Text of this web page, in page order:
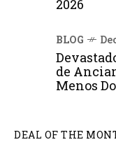
2026
BLOG
de
Menos
DEAL OF THE